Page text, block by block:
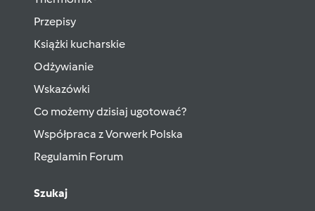
Przepisy
Książki kucharskie
Odżywianie
Wskazówki
Co możemy dzisiaj ugotować?
Współpraca z Vorwerk Polska
Regulamin Forum
Szukaj